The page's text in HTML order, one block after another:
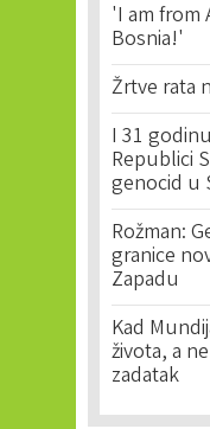
'I am from
Bosnia!'
Žrtve rata
I 31
Republici
genocid u
Rožman:
granice
Zapadu
Kad
života, a
zadatak